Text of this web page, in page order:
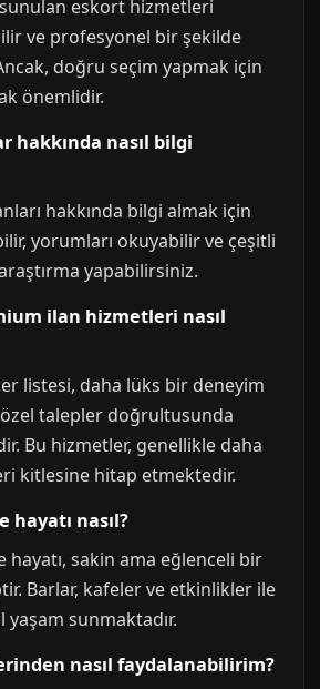
eskort hizmetleri
ve profesyonel bir şekilde
doğru seçim yapmak için
önemlidir.
hakkında nasıl bilgi
hakkında bilgi almak için
yorumları okuyabilir ve çeşitli
yapabilirsiniz.
ilan hizmetleri nasıl
listesi, daha lüks bir deneyim
talepler doğrultusunda
Bu hizmetler, genellikle daha
kitlesine hitap etmektedir.
hayatı nasıl?
hayatı, sakin ama eğlenceli bir
Barlar, kafeler ve etkinlikler ile
sunmaktadır.
nasıl faydalanabilirim?